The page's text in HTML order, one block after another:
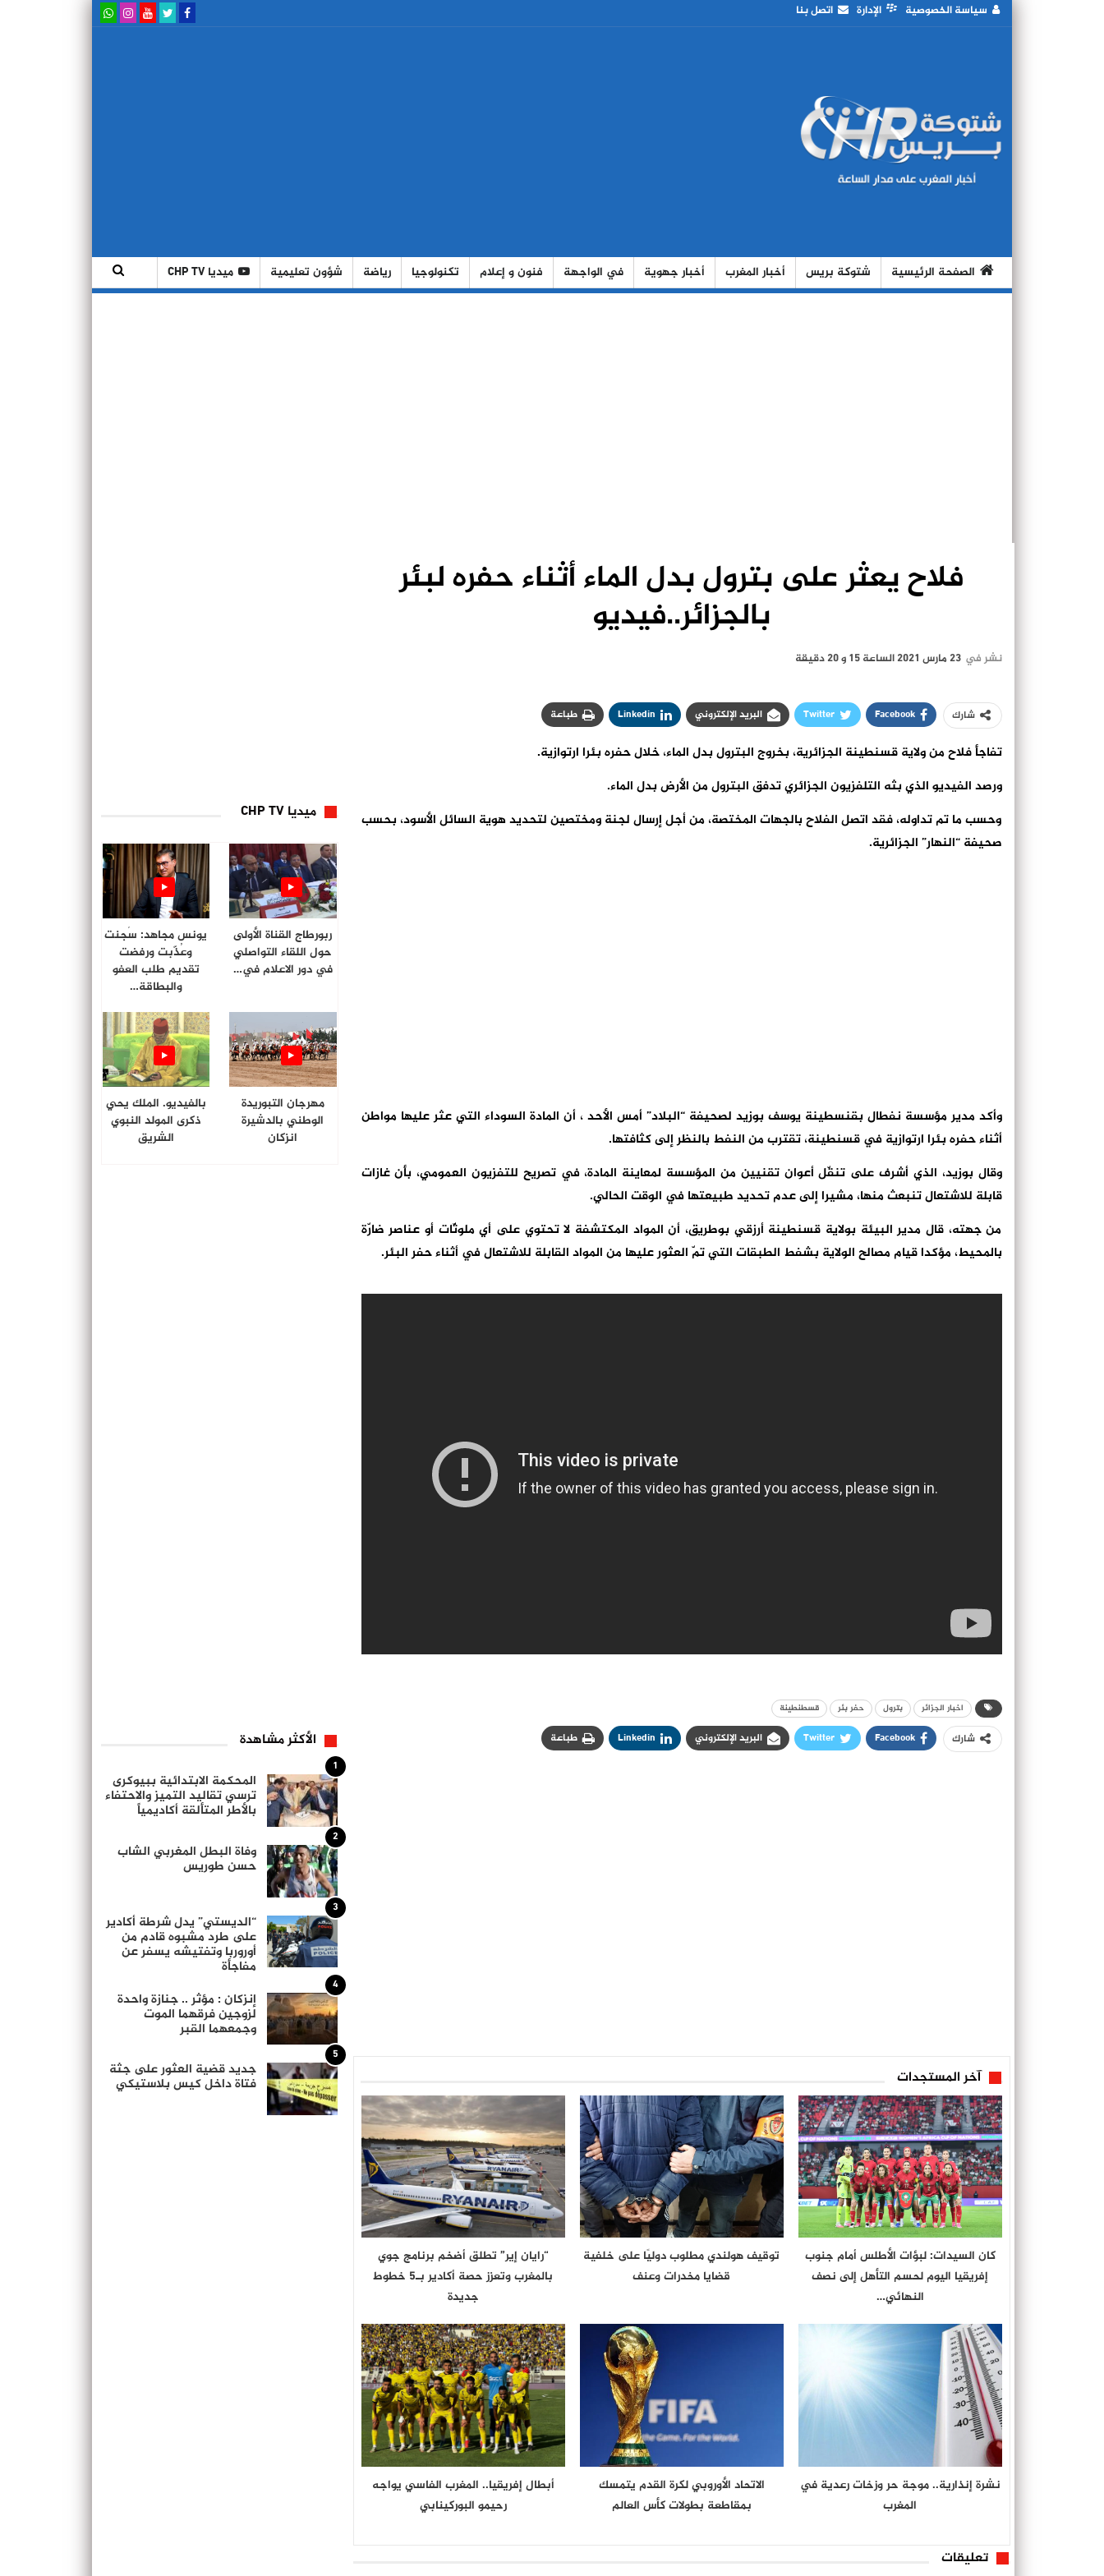
سياسة الخصوصية الإدارة اتصل بنا
الصفحة الرئيسية شتوكة بريس أخبار المغرب أخبار جهوية في الواجهة فنون و إعلام تكنولوجيا رياضة شؤون تعليمية ميديا CHP TV
فلاح يعثر على بترول بدل الماء أثناء حفره لبئر
بالجزائر..فيديو
نشر في 23 مارس 2021 الساعة 15 و 20 دقيقة
شارك Facebook
Twitter البريد الإلكتروني Linkedin طباعة
تفاجأ فلاح من ولاية قسنطينة الجزائرية، بخروج البترول بدل الماء، خلال حفره بئرا ارتوازية.
ورصد الفيديو الذي بثه التلفزيون الجزائري تدفق البترول من الأرض بدل الماء.
وحسب ما تم تداوله، فقد اتصل الفلاح بالجهات المختصة، من أجل إرسال لجنة ومختصين لتحديد هوية السائل الأسود، بحسب
صحيفة “النهار” الجزائرية.
وأكد مدير مؤسسة نفطال بقنسطينة يوسف بوزيد لصحيفة “البلاد” أمس الأحد ، أن المادة السوداء التي عثر عليها مواطن
أثناء حفره بئرا ارتوازية في قسنطينة، تقترب من النفط بالنظر إلى كثافتها.
وقال بوزيد، الذي أشرف على تنقّل أعوان تقنيين من المؤسسة لمعاينة المادة، في تصريح للتفزيون العمومي، بأن غازات
قابلة للاشتعال تنبعث منها، مشيرا إلى عدم تحديد طبيعتها في الوقت الحالي.
من جهته، قال مدير البيئة بولاية قسنطينة أرزقي بوطريق، أن المواد المكتشفة لا تحتوي على أي ملوثّات أو عناصر ضارّة
بالمحيط، مؤكدا قيام مصالح الولاية بشفط الطبقات التي تمّ العثور عليها من المواد القابلة للاشتعال في أثناء حفر البئر.
اخبار الجزائر بترول حفر بئر قسطنطينة
شارك Facebook
Twitter البريد الإلكتروني Linkedin طباعة
آخر المستجدات
كان السيدات: لبؤات الأطلس أمام جنوب
إفريقيا اليوم لحسم التأهل إلى نصف
النهائي…
توقيف هولندي مطلوب دوليًا على خلفية
قضايا مخدرات وعنف
“رايان إير” تطلق أضخم برنامج جوي
بالمغرب وتعزز حصة أكادير بـ5 خطوط
جديدة
نشرة إنذارية.. موجة حر وزخات رعدية في
المغرب
الاتحاد الأوروبي لكرة القدم يتمسك
بمقاطعة بطولات كأس العالم
أبطال إفريقيا.. المغرب الفاسي يواجه
رحيمو البوركينابي
تعليقات
ميديا CHP TV
ربورطاج القناة الأولى
حول اللقاء التواصلي
في دور الاعلام في…
يونس مجاهد: سُجنت
وعُذّبت ورفضت
تقديم طلب العفو
والبطاقة…
مهرجان التبوريدة
الوطني بالدشيرة
انزكان
بالفيديو. الملك يحي
ذكرى المولد النبوي
الشريق
الأكثر مشاهدة
1
المحكمة الابتدائية ببيوكرى
ترسي تقاليد التميز والاحتفاء
بالأطر المتألقة أكاديمياً
2
وفاة البطل المغربي الشاب
حسن طوريس
3
“الديستي” يدل شرطة أكادير
على طرد مشبوه قادم من
أوروربا وتفتيشه يسفر عن
مفاجأة
4
إنزكان : مؤثر .. جنازة واحدة
لزوجين فرقهما الموت
وجمعهما القبر
5
جديد قضية العثور على جثة
فتاة داخل كيس بلاستيكي